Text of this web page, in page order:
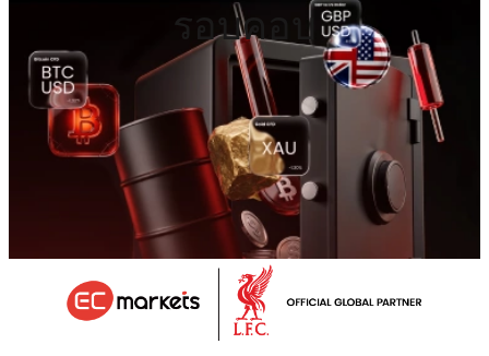
รอบคอบ